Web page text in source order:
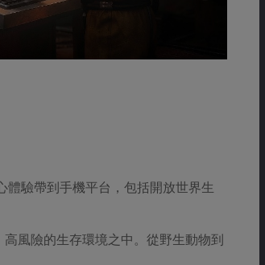
體驗帶到手機平台，包括開放世界生
風險的生存環境之中。從野生動物到